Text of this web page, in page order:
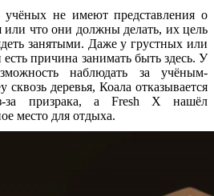
не имеют представления о
что они должны делать, их цель
занятыми. Даже у грустных или
причина занимать быть здесь. У
наблюдать за учёным-
деревья, Коала отказывается
за призрака, а Fresh X нашёл
место для отдыха.